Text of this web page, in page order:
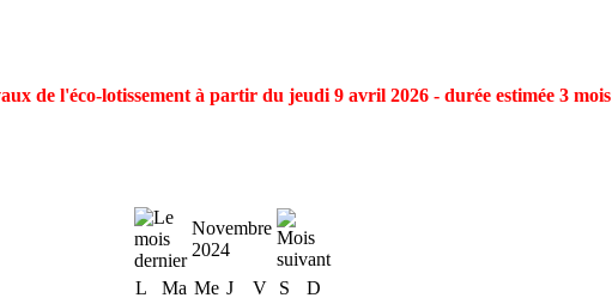
de l'éco-lotissement à partir du jeudi 9 avril 2026 - durée estimée 3 mois
Novembre
2024
L
Ma Me J V S
D